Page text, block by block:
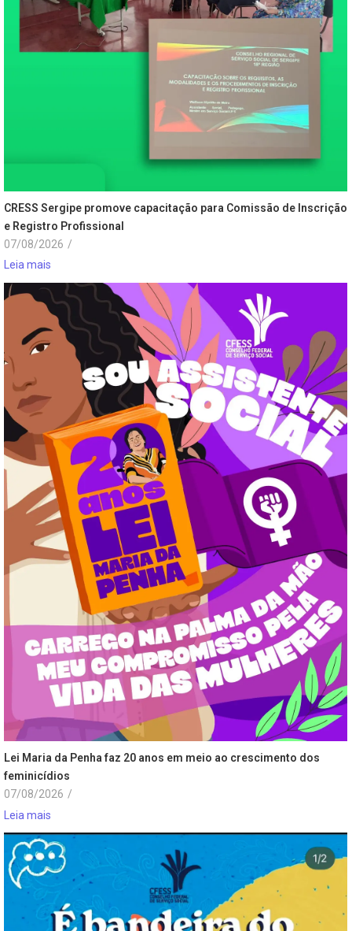
CRESS Sergipe promove capacitação para Comissão de Inscrição
e Registro Profissional
07/08/2026 /
Leia mais
Lei Maria da Penha faz 20 anos em meio ao crescimento dos
feminicídios
07/08/2026 /
Leia mais